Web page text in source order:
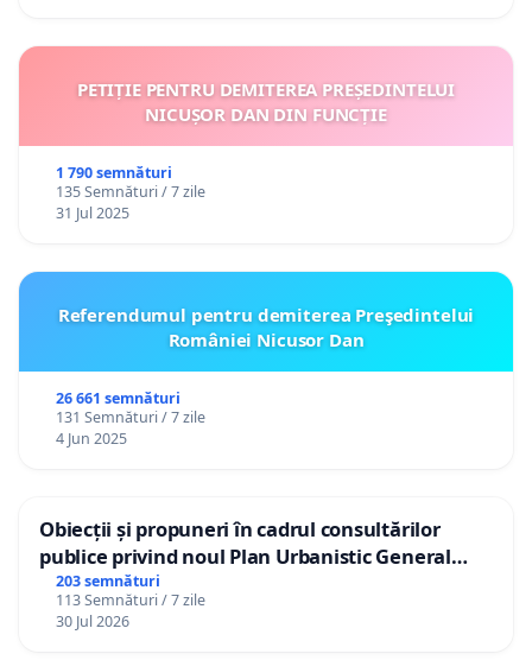
PETIȚIE PENTRU DEMITEREA PREȘEDINTELUI
NICUȘOR DAN DIN FUNCȚIE
1 790 semnături
135 Semnături / 7 zile
31 Jul 2025
Referendumul pentru demiterea Preşedintelui
României Nicusor Dan
26 661 semnături
131 Semnături / 7 zile
4 Jun 2025
Obiecții și propuneri în cadrul consultărilor
publice privind noul Plan Urbanistic General
(PUG) Ialoveni
203 semnături
113 Semnături / 7 zile
30 Jul 2026